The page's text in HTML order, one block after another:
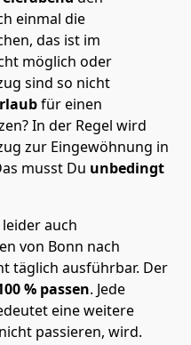
einmal die
das ist im
möglich oder
sind so nicht
für einen
In der Regel wird
zur Eingewöhnung in
musst Du unbedingt
auch
von Bonn nach
täglich ausführbar. Der
% passen. Jede
eine weitere
passieren, wird.